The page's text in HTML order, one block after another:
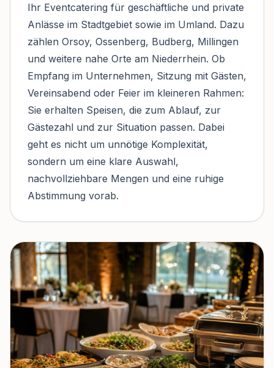
Ihr Eventcatering für geschäftliche und private
Anlässe im Stadtgebiet sowie im Umland. Dazu
zählen Orsoy, Ossenberg, Budberg, Millingen
und weitere nahe Orte am Niederrhein. Ob
Empfang im Unternehmen, Sitzung mit Gästen,
Vereinsabend oder Feier im kleineren Rahmen:
Sie erhalten Speisen, die zum Ablauf, zur
Gästezahl und zur Situation passen. Dabei
geht es nicht um unnötige Komplexität,
sondern um eine klare Auswahl,
nachvollziehbare Mengen und eine ruhige
Abstimmung vorab.